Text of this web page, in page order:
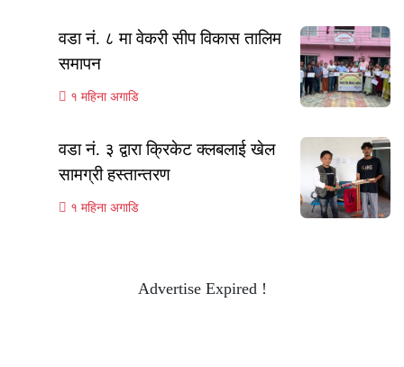
वडा नं. ८ मा वेकरी सीप विकास तालिम
समापन
१ महिना अगाडि
वडा नं. ३ द्वारा क्रिकेट क्लबलाई खेल
सामग्री हस्तान्तरण
१ महिना अगाडि
Advertise Expired !